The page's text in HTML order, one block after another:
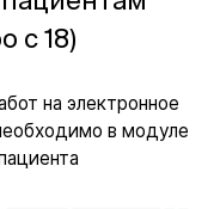
с 18)
на электронное
в модуле